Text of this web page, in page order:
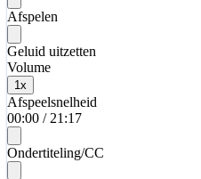
Afspelen
Geluid uitzetten
Volume
1x
Afspeelsnelheid
00:00 / 21:17
Ondertiteling/CC